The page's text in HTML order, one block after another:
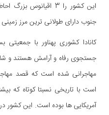
این کشور را 3
جنوب دارای طولانی ترین مرز
کانادا کشوری پهناور با
جستجوی رفاه و آرامش هستند و
مهاجرانی شده است که قصد
است با تاریخی نسبتا کوتاه که
آمریکایی ها بوده است. این کشور